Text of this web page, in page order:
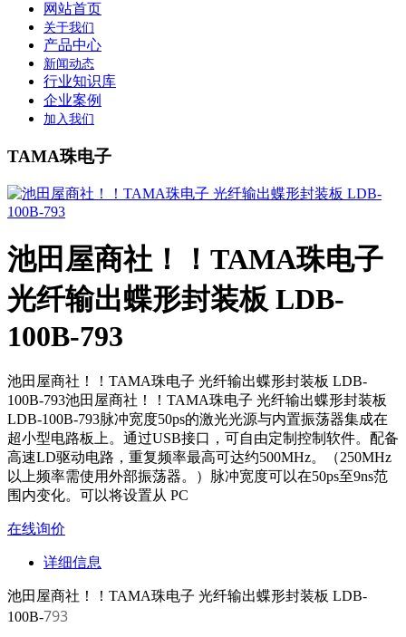
网站首页
关于我们
产品中心
新闻动态
行业知识库
企业案例
加入我们
TAMA珠电子
池田屋商社！！TAMA珠电子
光纤输出蝶形封装板 LDB-
100B-793
池田屋商社！！TAMA珠电子 光纤输出蝶形封装板 LDB-
100B-793池田屋商社！！TAMA珠电子 光纤输出蝶形封装板
LDB-100B-793脉冲宽度50ps的激光光源与内置振荡器集成在
超小型电路板上。通过USB接口，可自由定制控制软件。配备
高速LD驱动电路，重复频率最高可达约500MHz。（250MHz
以上频率需使用外部振荡器。）脉冲宽度可以在50ps至9ns范
围内变化。可以将设置从 PC
在线询价
详细信息
池田屋商社！！TAMA珠电子 光纤输出蝶形封装板 LDB-
100B-793